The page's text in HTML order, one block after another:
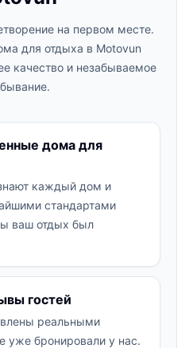
на первом месте.
для отдыха в Motovun
качество и незабываемое
дома для
каждый дом и
стандартами
ваш отдых был
гостей
реальными
уже бронировали у нас.